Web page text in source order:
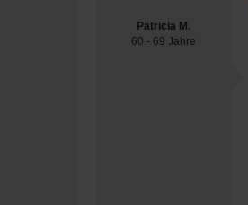
Patricia M.
60 - 69 Jahre